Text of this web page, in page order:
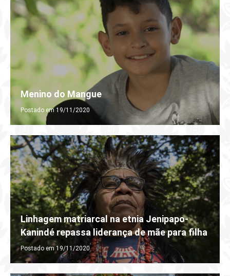
Menino do Mangue
Postado em 19/11/2020
Linhagem matriarcal na etnia Jenipapo-
Kanindé repassa liderança de mãe para filha
Postado em 19/11/2020